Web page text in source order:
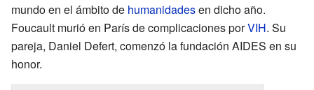
mundo en el ámbito de humanidadesen dicho año.
Foucault murió en París de complicaciones porVIH. Su
pareja, Daniel Defert, comenzó la fundación AIDES en su
honor.